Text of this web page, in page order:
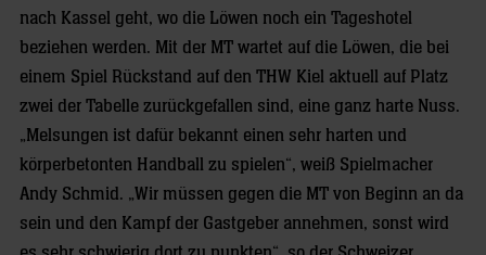
nach Kassel geht, wo die Löwen noch ein Tageshotel
beziehen werden. Mit der MT wartet auf die Löwen, die bei
einem Spiel Rückstand auf den THW Kiel aktuell auf Platz
zwei der Tabelle zurückgefallen sind, eine ganz harte Nuss.
„Melsungen ist dafür bekannt einen sehr harten und
körperbetonten Handball zu spielen“, weiß Spielmacher
Andy Schmid. „Wir müssen gegen die MT von Beginn an da
sein und den Kampf der Gastgeber annehmen, sonst wird